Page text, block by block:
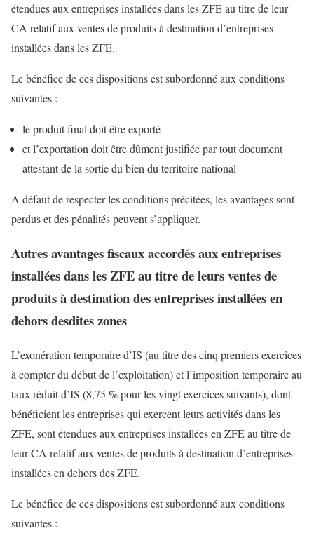
étendues aux entreprises installées dans les ZFE au titre de leur
CA relatif aux ventes de produits à destination d’entreprises
installées dans les ZFE.
Le bénéfice de ces dispositions est subordonné aux conditions
suivantes :
le produit final doit être exporté
et l’exportation doit être dûment justifiée par tout document
attestant de la sortie du bien du territoire national
A défaut de respecter les conditions précitées, les avantages sont
perdus et des pénalités peuvent s’appliquer.
Autres avantages fiscaux accordés aux entreprises
installées dans les ZFE au titre de leurs ventes de
produits à destination des entreprises installées en
dehors desdites zones
L’exonération temporaire d’IS (au titre des cinq premiers exercices
à compter du début de l’exploitation) et l’imposition temporaire au
taux réduit d’IS (8,75 % pour les vingt exercices suivants), dont
bénéficient les entreprises qui exercent leurs activités dans les
ZFE, sont étendues aux entreprises installées en ZFE au titre de
leur CA relatif aux ventes de produits à destination d’entreprises
installées en dehors des ZFE.
Le bénéfice de ces dispositions est subordonné aux conditions
suivantes :